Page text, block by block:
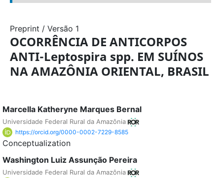
Preprint / Versão 1
OCORRÊNCIA DE ANTICORPOS
ANTI-Leptospira spp. EM SUÍNOS
NA AMAZÔNIA ORIENTAL, BRASIL
Marcella Katheryne Marques Bernal
Universidade Federal Rural da Amazônia
https://orcid.org/0000-0002-7229-8585
Conceptualization
Washington Luiz Assunção Pereira
Universidade Federal Rural da Amazônia